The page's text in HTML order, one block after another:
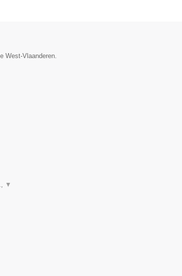
West-Vlaanderen.
▼